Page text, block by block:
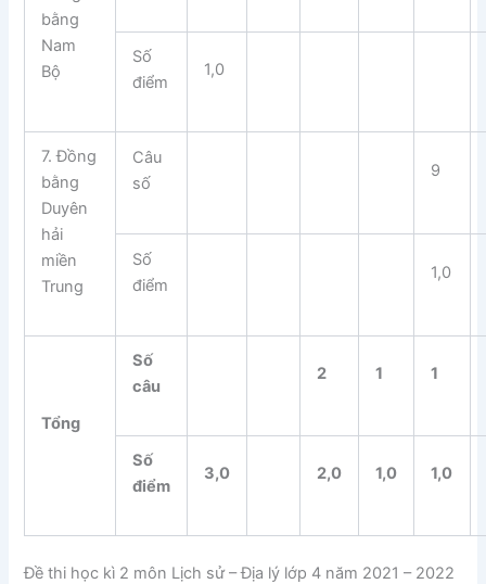
bằng
Nam
Bộ
Số
điểm
1,0
7. Đồng
bằng
Duyên
hải
miền
Trung
Câu
số
9
Số
điểm
1,0
Tổng
Số
câu
2 1 1
Số
điểm
3,0 2,0 1,0 1,0
Đề thi học kì 2 môn Lịch sử – Địa lý lớp 4 năm 2021 – 2022